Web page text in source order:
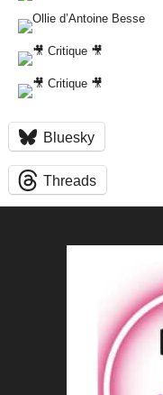
Bluesky
Threads